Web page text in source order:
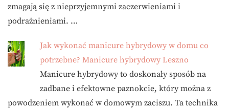
zmagają się z nieprzyjemnymi zaczerwieniami i
podrażnieniami. …
Jak wykonać manicure hybrydowy w domu co
potrzebne? Manicure hybrydowy Leszno
Manicure hybrydowy to doskonały sposób na
zadbane i efektowne paznokcie, który można z
powodzeniem wykonać w domowym zaciszu. Ta technika